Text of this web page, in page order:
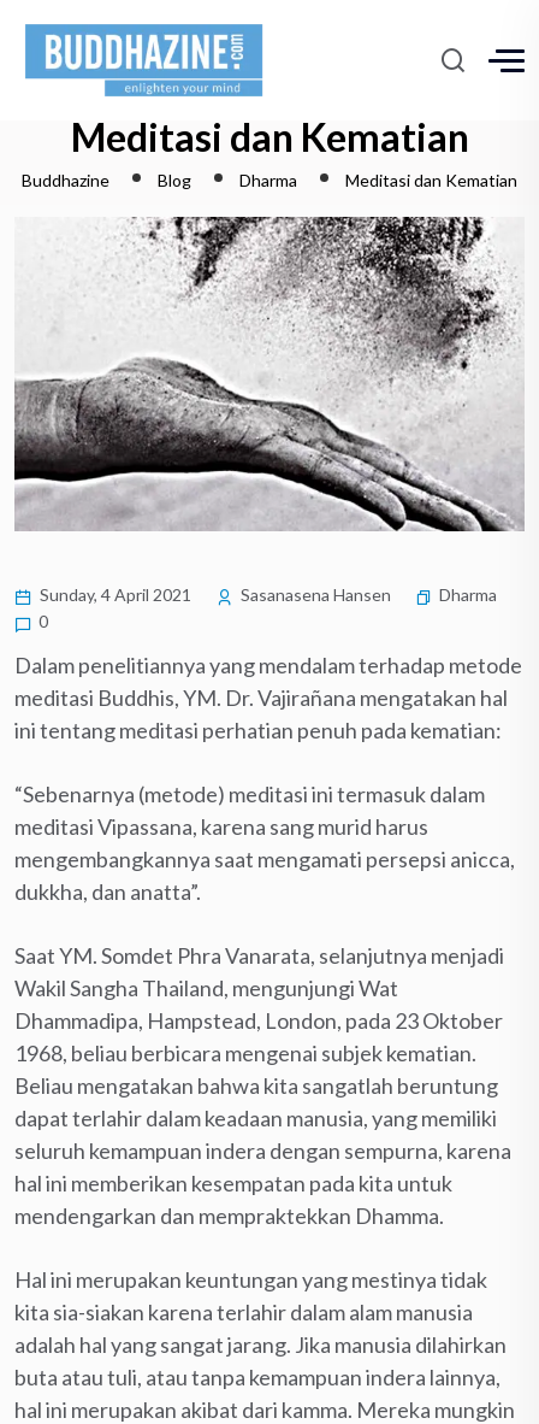
Meditasi dan Kematian
Buddhazine Blog Dharma Meditasi dan Kematian
Sunday, 4 April 2021 Sasanasena Hansen
Dharma
0
Dalam penelitiannya yang mendalam terhadap metode
meditasi Buddhis, YM. Dr. Vajirañana mengatakan hal
ini tentang meditasi perhatian penuh pada kematian:
“Sebenarnya (metode) meditasi ini termasuk dalam
meditasi Vipassana, karena sang murid harus
mengembangkannya saat mengamati persepsi anicca,
dukkha, dan anatta”.
Saat YM. Somdet Phra Vanarata, selanjutnya menjadi
Wakil Sangha Thailand, mengunjungi Wat
Dhammadipa, Hampstead, London, pada 23 Oktober
1968, beliau berbicara mengenai subjek kematian.
Beliau mengatakan bahwa kita sangatlah beruntung
dapat terlahir dalam keadaan manusia, yang memiliki
seluruh kemampuan indera dengan sempurna, karena
hal ini memberikan kesempatan pada kita untuk
mendengarkan dan mempraktekkan Dhamma.
Hal ini merupakan keuntungan yang mestinya tidak
kita sia-siakan karena terlahir dalam alam manusia
adalah hal yang sangat jarang. Jika manusia dilahirkan
buta atau tuli, atau tanpa kemampuan indera lainnya,
hal ini merupakan akibat dari kamma. Mereka mungkin